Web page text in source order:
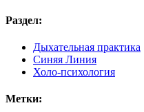
Раздел:
Дыхательная практика
Синяя Линия
Холо-психология
Метки: